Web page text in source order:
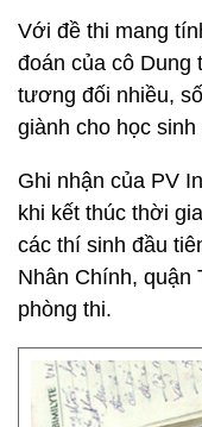
Với đề thi mang
đoán của cô Dung
tương đối nhiều,
giành cho học
Ghi nhận của PV
khi kết thúc thời
các thí sinh đầu
Nhân Chính, quận
phòng thi.